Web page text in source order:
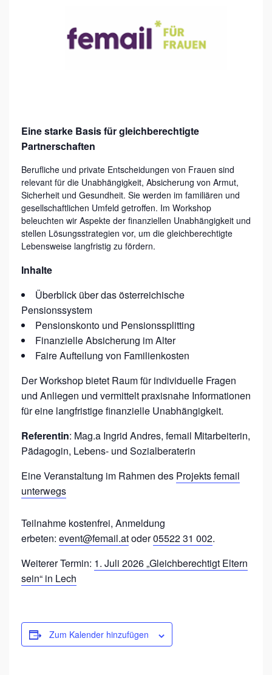
F
I
N
A
N
Z
I
L
L
U
N
A
H
Ä
G
I
G
A
L
S
R
A
Eine starke Basis für gleichberechtigte
Partnerschaften
Berufliche und private Entscheidungen von Frauen sind
relevant für die Unabhängigkeit, Absicherung von Armut,
Sicherheit und Gesundheit. Sie werden im familiären und
gesellschaftlichen Umfeld getroffen. Im Workshop
beleuchten wir Aspekte der finanziellen Unabhängigkeit und
stellen Lösungsstrategien vor, um die gleichberechtigte
Lebensweise langfristig zu fördern.
Inhalte
Überblick über das österreichische
Pensionssystem
Pensionskonto und Pensionssplitting
Finanzielle Absicherung im Alter
Faire Aufteilung von Familienkosten
Der Workshop bietet Raum für individuelle Fragen
und Anliegen und vermittelt praxisnahe Informationen
für eine langfristige finanzielle Unabhängigkeit.
Referentin: Mag.a Ingrid Andres, femail Mitarbeiterin,
Pädagogin, Lebens- und Sozialberaterin
Eine Veranstaltung im Rahmen des Projekts femail
unterwegs
Teilnahme kostenfrei, Anmeldung
erbeten: event@femail.atoder05522 31 002.
Weiterer Termin: 1. Juli 2026 „Gleichberechtigt Eltern
sein“ in Lech
Zum Kalender hinzufügen